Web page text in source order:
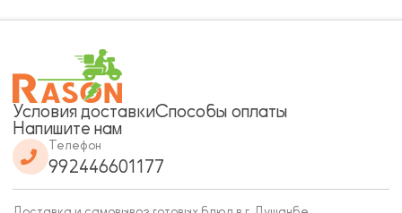
Условия доставкиСпособы оплаты
Напишите нам
Телефон
992446601177